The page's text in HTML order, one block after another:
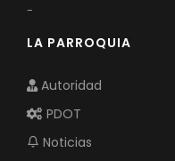
-
LA PARROQUIA
Autoridad
PDOT
Noticias